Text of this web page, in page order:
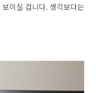
이실 겁니다. 생각보다는